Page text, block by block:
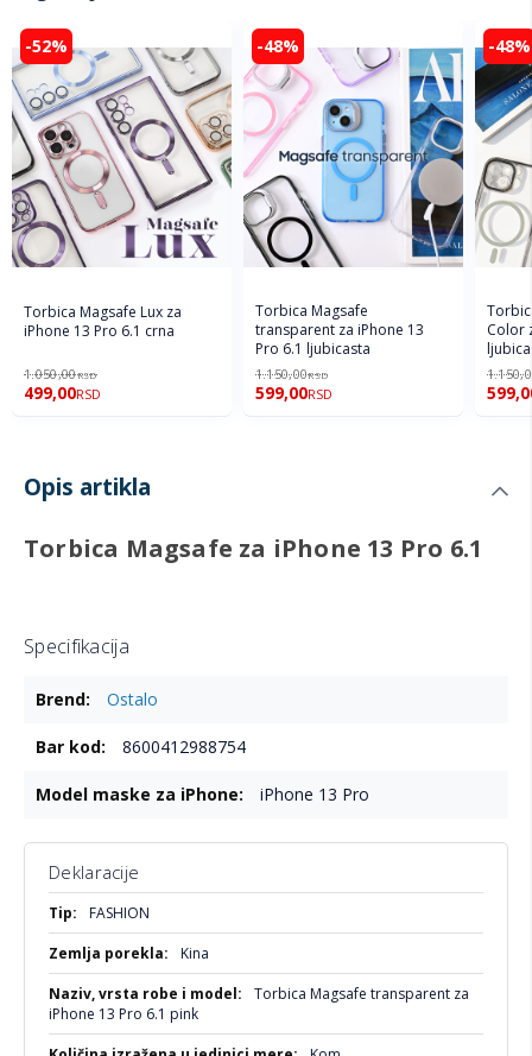
-52%
Torbica Magsafe Lux za
iPhone 13 Pro 6.1 crna
1.050,00RSD
499,00RSD
-48%
Torbica Magsafe
transparent za iPhone 13
Pro 6.1 ljubicasta
1.150,00RSD
599,00RSD
-48%
Color
Opis artikla
Torbica Magsafe za iPhone 13 Pro 6.1
Specifikacija
informacijaOstalo
8600412988754
iPhone 13 Pro
Deklaracije
Više
informacija
FASHION
Kina
Torbica Magsafe transparent za
iPhone 13 Pro 6.1 pink